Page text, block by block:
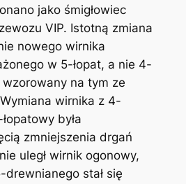
jako śmigłowiec
VIP. Istotną zmiana
nowego wirnika
w 5-łopat, a nie 4-
wzorowany na tym ze
wirnika z 4-
była
zmniejszenia drgań
uległ wirnik ogonowy,
stał się